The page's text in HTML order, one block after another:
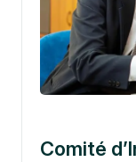
Comité